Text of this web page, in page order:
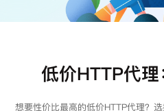
低价HTTP代
想要性价比最高的低价HTTP代理？